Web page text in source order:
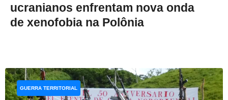
ucranianos enfrentam nova onda
de xenofobia na Polônia
GUERRA TERRITORIAL